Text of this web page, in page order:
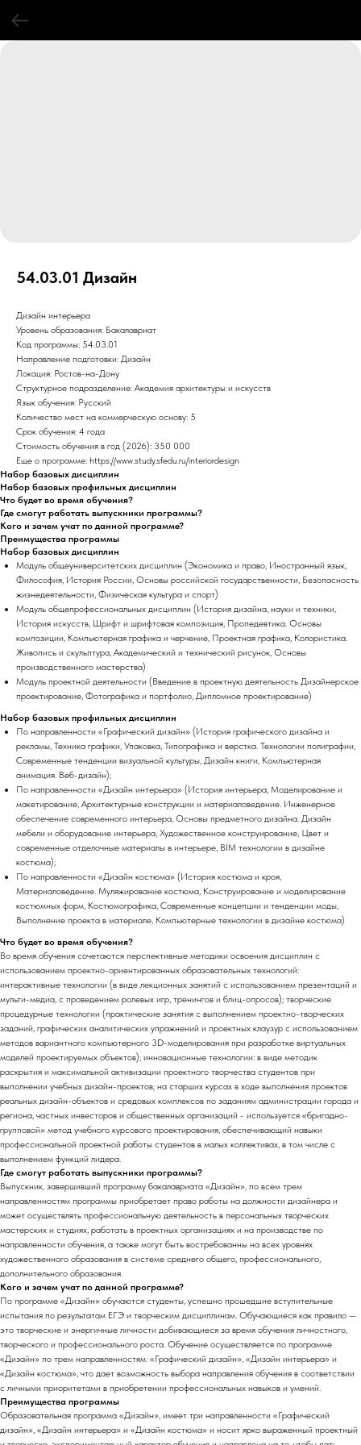
54.03.01 Дизайн
Дизайн интерьера
Уровень образования: Бакалавриат
Код программы: 54.03.01
Направление подготовки: Дизайн
Локация: Ростов-на-Дону
Структурное подразделение: Академия архитектуры и искусств
Язык обучения: Русский
Количество мест на коммерческую основу: 5
Срок обучения: 4 года
Стоимость обучения в год (2026): 350 000
Еще о программе: https://www.study.sfedu.ru/interiordesign
Набор базовых дисциплин
Набор базовых профильных дисциплин
Что будет во время обучения?
Где смогут работать выпускники программы?
Кого и зачем учат по данной программе?
Преимущества программы
Набор базовых дисциплин
Модуль общеуниверситетских дисциплин (Экономика и право, Иностранный язык,
Философия, История России, Основы российской государственности, Безопасность
жизнедеятельности, Физическая культура и спорт)
Модуль общепрофессиональных дисциплин (История дизайна, науки и техники,
История искусств, Шрифт и шрифтовая композиция, Пропедевтика. Основы
композиции, Компьютерная графика и черчение, Проектная графика, Колористика.
Живопись и скульптура, Академический и технический рисунок, Основы
производственного мастерства)
Модуль проектной деятельности (Введение в проектную деятельность Дизайнерское
проектирование, Фотографика и портфолио, Дипломное проектирование)
Набор базовых профильных дисциплин
По направленности «Графический дизайн» (История графического дизайна и
рекламы, Техника графики, Упаковка, Типографика и верстка. Технологии полиграфии,
Современные тенденции визуальной культуры, Дизайн книги, Компьютерная
анимация. Веб-дизайн);
По направленности «Дизайн интерьера» (История интерьера, Моделирование и
макетирование, Архитектурные конструкции и материаловедение. Инженерное
обеспечение современного интерьера, Основы предметного дизайна. Дизайн
мебели и оборудование интерьера, Художественное конструирование, Цвет и
современные отделочные материалы в интерьере, BIM технологии в дизайне
костюма);
По направленности «Дизайн костюма» (История костюма и кроя,
Материаловедение. Муляжирование костюма, Конструирование и моделирование
костюмных форм, Костюмографика, Современные концепции и тенденции моды,
Выполнение проекта в материале, Компьютерные технологии в дизайне костюма)
Что будет во время обучения?
Во время обучения сочетаются перспективные методики освоения дисциплин с
использованием проектно-ориентированных образовательных технологий:
интерактивные технологии (в виде лекционных занятий с использованием презентаций и
мульти-медиа, с проведением ролевых игр, тренингов и блиц-опросов); творческие
процедурные технологии (практические занятия с выполнением проектно-творческих
заданий, графических аналитических упражнений и проектных клаузур с использованием
методов вариантного компьютерного 3D-моделирования при разработке виртуальных
моделей проектируемых объектов); инновационные технологии: в виде методик
раскрытия и максимальной активизации проектного творчества студентов при
выполнении учебных дизайн-проектов; на старших курсах в ходе выполнения проектов
реальных дизайн-объектов и средовых комплексов по заданиям администрации города и
региона, частных инвесторов и общественных организаций - используется «бригадно-
групповой» метод учебного курсового проектирования, обеспечивающий навыки
профессиональной проектной работы студентов в малых коллективах, в том числе с
выполнением функций лидера.
Где смогут работать выпускники программы?
Выпускник, завершивший программу бакалавриата «Дизайн», по всем трем
направленностям программы приобретает право работы на должности дизайнера и
может осуществлять профессиональную деятельность в персональных творческих
мастерских и студиях, работать в проектных организациях и на производстве по
направленности обучения, а также могут быть востребованны на всех уровнях
художественного образования в системе среднего общего, профессионального,
дополнительного образования.
Кого и зачем учат по данной программе?
По программе «Дизайн» обучаются студенты, успешно прошедшие вступительные
испытания по результатам ЕГЭ и творческим дисциплинам. Обучающиеся как правило —
это творческие и энергичные личности добивающиеся за время обучения личностного,
творческого и профессионального роста. Обучение осуществляется по программе
«Дизайн» по трем направленностям: «Графический дизайн», «Дизайн интерьера» и
«Дизайн костюма», что дает возможность выбора направления обучения в соответствии
с личными приоритетами в приобретении профессиональных навыков и умений.
Преимущества программы
Образовательная программа «Дизайн», имеет три направленности «Графический
дизайн», «Дизайн интерьера» и «Дизайн костюма» и носит ярко выраженный проектный